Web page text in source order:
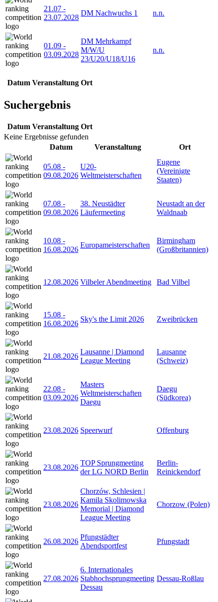
21.07 -
23.07.2028
DM Nachwuchs 1 n.n.
01.09 -
03.09.2028
DM Mehrkampf
M/W/U
23/U20/U18/U16
n.n.
Datum Veranstaltung Ort
Suchergebnis
Datum Veranstaltung Ort
Keine Ergebnisse gefunden
Datum
Veranstaltung Ort
05.08 -
09.08.2026
U20-
Weltmeisterschaften
Eugene
(Vereinigte
Staaten)
07.08 -
09.08.2026
38. Neustädter
Läufermeeting
Neustadt an der
Waldnaab
10.08 -
16.08.2026
Europameisterschaften
Birmingham
(Großbritannien)
12.08.2026 Vilbeler Abendmeeting Bad Vilbel
15.08 -
16.08.2026
Sky's the Limit 2026 Zweibrücken
21.08.2026
Lausanne | Diamond
League Meeting
Lausanne
(Schweiz)
22.08 -
03.09.2026
Masters
Weltmeisterschaften
Daegu
Daegu
(Südkorea)
23.08.2026 Speerwurf Offenburg
23.08.2026
TOP Sprungmeeting
der LG NORD Berlin
Berlin-
Reinickendorf
23.08.2026
Chorzów, Schlesien |
Kamila Skolimowska
Memorial | Diamond
League Meeting
Chorzow (Polen)
26.08.2026
Pfungstädter
Abendsportfest
Pfungstadt
27.08.2026
6. Internationales
Stabhochsprungmeeting
Dessau
Dessau-Roßlau